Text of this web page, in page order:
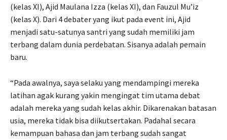
(kelas XI), Ajid Maulana Izza (kelas XI), dan Fauzul Mu’iz
(kelas X). Dari 4 debater yang ikut pada event ini, Ajid
menjadi satu-satunya santri yang sudah memiliki jam
terbang dalam dunia perdebatan. Sisanya adalah pemain
baru.
“Pada awalnya, saya selaku yang mendampingi mereka
latihan agak kurang yakin mengingat tim utama debat
adalah mereka yang sudah kelas akhir. Dikarenakan batasan
usia, mereka tidak bisa diikutsertakan. Padahal secara
kemampuan bahasa dan jam terbang sudah sangat